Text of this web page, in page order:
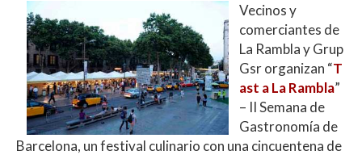
at
s
A
p
p
e
b
o
o
k
er
m
p
ar
ti
r
Vecinos y
comerciantes de
La Rambla y Grup
Gsr organizan “T
ast a La Rambla”
– II Semana de
Gastronomía de
Barcelona, un festival culinario con una cincuentena de